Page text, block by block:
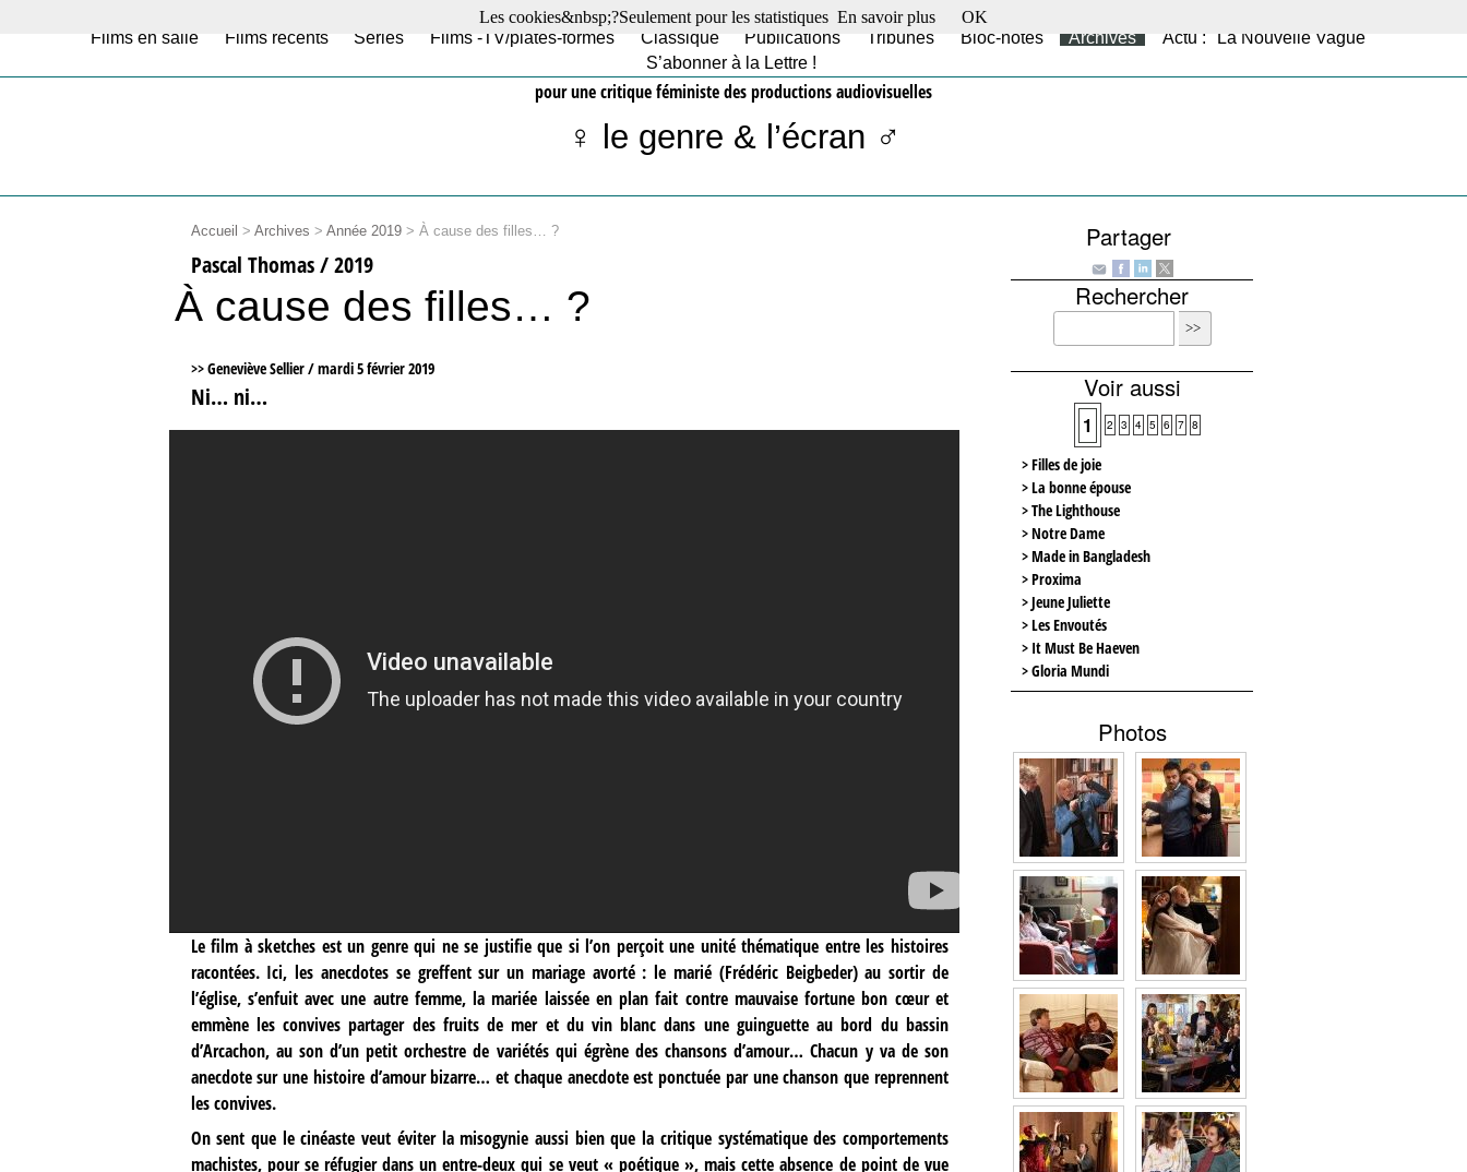
Films en salle Films récents Séries Films -TV/plates-formes Classique Publications Tribunes Bloc-notes Archives
Actu : "La Nouvelle Vague"
S’abonner à la Lettre !
pour une critique féministe des productions audiovisuelles
♀ le genre & l’écran ♂
Accueil > Archives > Année 2019> À cause des filles… ?
Pascal Thomas / 2019
À cause des filles… ?
>> Geneviève Sellier /mardi 5 février 2019
Ni… ni…
Le film à sketches est un genre qui ne se justifie que si l’on perçoit une unité thématique entre les histoires
racontées. Ici, les anecdotes se greffent sur un mariage avorté : le marié (Frédéric Beigbeder) au sortir de
l’église, s’enfuit avec une autre femme, la mariée laissée en plan fait contre mauvaise fortune bon cœur et
emmène les convives partager des fruits de mer et du vin blanc dans une guinguette au bord du bassin
d’Arcachon, au son d’un petit orchestre de variétés qui égrène des chansons d’amour… Chacun y va de son
anecdote sur une histoire d’amour bizarre… et chaque anecdote est ponctuée par une chanson que reprennent
les convives.
On sent que le cinéaste veut éviter la misogynie aussi bien que la critique systématique des comportements
machistes, pour se réfugier dans un entre-deux qui se veut « poétique », mais cette absence de point de vue
Partager
Rechercher
Voir aussi
1 2 3 4 5 6 7 8
> Filles de joie
> La bonne épouse
> The Lighthouse
> Notre Dame
> Made in Bangladesh
> Proxima
> Jeune Juliette
> Les Envoutés
> It Must Be Haeven
> Gloria Mundi
Photos
Les cookies&nbsp;?Seulement pour les statistiques En savoir plus OK